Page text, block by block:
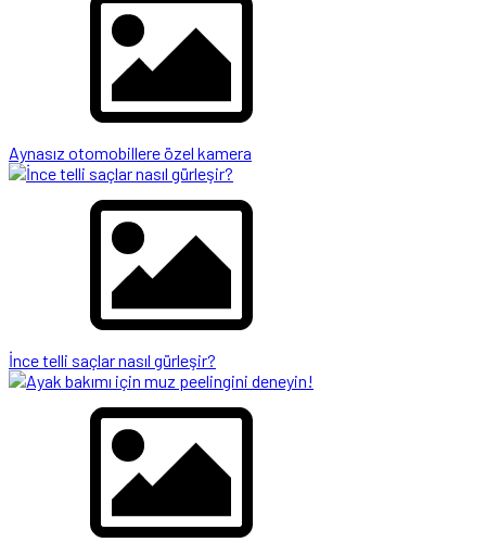
Aynasız otomobillere özel kamera
İnce telli saçlar nasıl gürleşir?